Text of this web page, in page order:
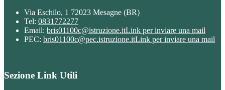
Via Eschilo, 1 72023 Mesagne (BR)
Tel: 0831772277
Email: bris01100c@istruzione.itLink per inviare una mail
PEC: bris01100c@pec.istruzione.itLink per inviare una mail
Sezione Link Utili